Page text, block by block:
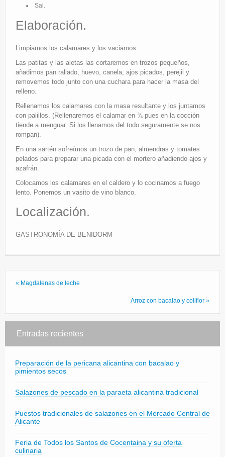
Sal.
Elaboración.
Limpiamos los calamares y los vaciamos.
Las patitas y las aletas las cortaremos en trozos pequeños,
añadimos pan rallado, huevo, canela, ajos picados, perejil y
removemos todo junto con una cuchara para hacer la masa del
relleno.
Rellenamos los calamares con la masa resultante y los juntamos
con palillos. (Rellenaremos el calamar en ¾ pues en la cocción
tiende a menguar. Si los llenamos del todo seguramente se nos
rompan).
En una sartén sofreímos un trozo de pan, almendras y tomates
pelados para preparar una picada con el mortero añadiendo ajos y
azafrán.
Colocamos los calamares en el caldero y lo cocinamos a fuego
lento. Ponemos un vasito de vino blanco.
Localización.
GASTRONOMÍA DE BENIDORM
« Magdalenas de leche
Arroz con bacalao y coliflor »
Entradas recientes
Preparación de la pericana alicantina con bacalao y
pimientos secos
Salazones de pescado en la paraeta alicantina tradicional
Puestos tradicionales de salazones en el Mercado Central de
Alicante
Feria de Todos los Santos de Cocentaina y su oferta
culinaria